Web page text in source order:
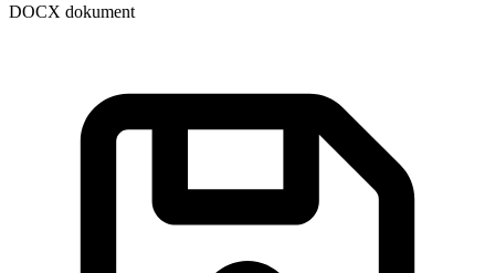
DOCX dokument